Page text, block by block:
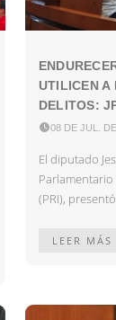
UTILICEN A
DELITOS:
08 DE JUL.
El diputado
(PRI),
LEER MÁS